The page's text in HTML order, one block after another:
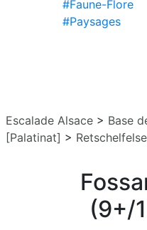
#Faune-Flore
#Paysages
Escalade Alsace > Base
[Palatinat] >
(9+/